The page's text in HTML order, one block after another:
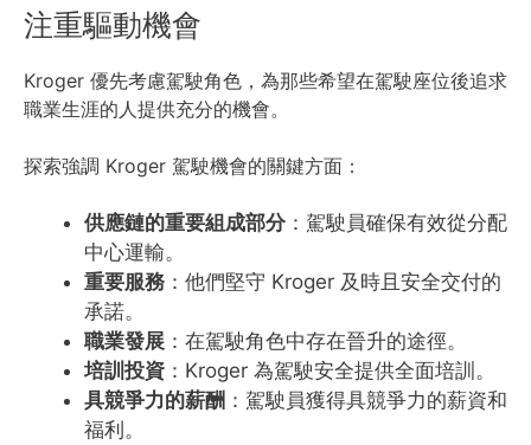
注重驅動機會
Kroger 優先考慮駕駛角色，為那些希望在駕駛座位後追求
職業生涯的人提供充分的機會。
探索強調 Kroger 駕駛機會的關鍵方面：
供應鏈的重要組成部分 ：駕駛員確保有效從分配
中心運輸。
重要服務 ：他們堅守 Kroger 及時且安全交付的
承諾。
職業發展 ：在駕駛角色中存在晉升的途徑。
培訓投資 ：Kroger 為駕駛安全提供全面培訓。
具競爭力的薪酬 ：駕駛員獲得具競爭力的薪資和
福利。